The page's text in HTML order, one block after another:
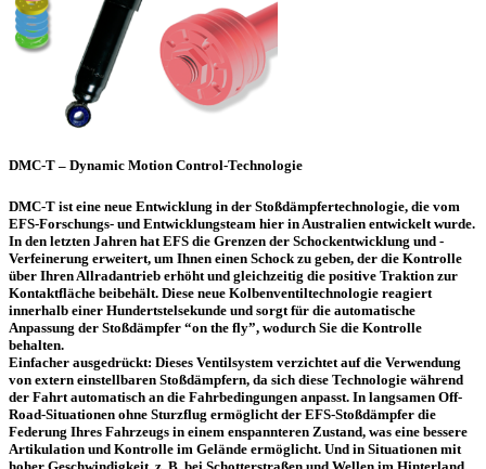
DMC-T – Dynamic Motion Control-Technologie
DMC-T ist eine neue Entwicklung in der Stoßdämpfertechnologie, die vom
EFS-Forschungs- und Entwicklungsteam hier in Australien entwickelt wurde.
In den letzten Jahren hat EFS die Grenzen der Schockentwicklung und -
Verfeinerung erweitert, um Ihnen einen Schock zu geben, der die Kontrolle
über Ihren Allradantrieb erhöht und gleichzeitig die positive Traktion zur
Kontaktfläche beibehält. Diese neue Kolbenventiltechnologie reagiert
innerhalb einer Hundertstelsekunde und sorgt für die automatische
Anpassung der Stoßdämpfer “on the fly”, wodurch Sie die Kontrolle
behalten.
Einfacher ausgedrückt: Dieses Ventilsystem verzichtet auf die Verwendung
von extern einstellbaren Stoßdämpfern, da sich diese Technologie während
der Fahrt automatisch an die Fahrbedingungen anpasst. In langsamen Off-
Road-Situationen ohne Sturzflug ermöglicht der EFS-Stoßdämpfer die
Federung Ihres Fahrzeugs in einem enspannteren Zustand, was eine bessere
Artikulation und Kontrolle im Gelände ermöglicht. Und in Situationen mit